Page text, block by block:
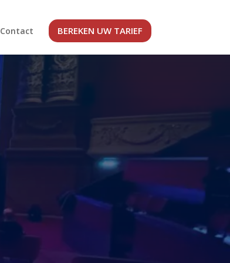
Contact BEREKEN UW TARIEF